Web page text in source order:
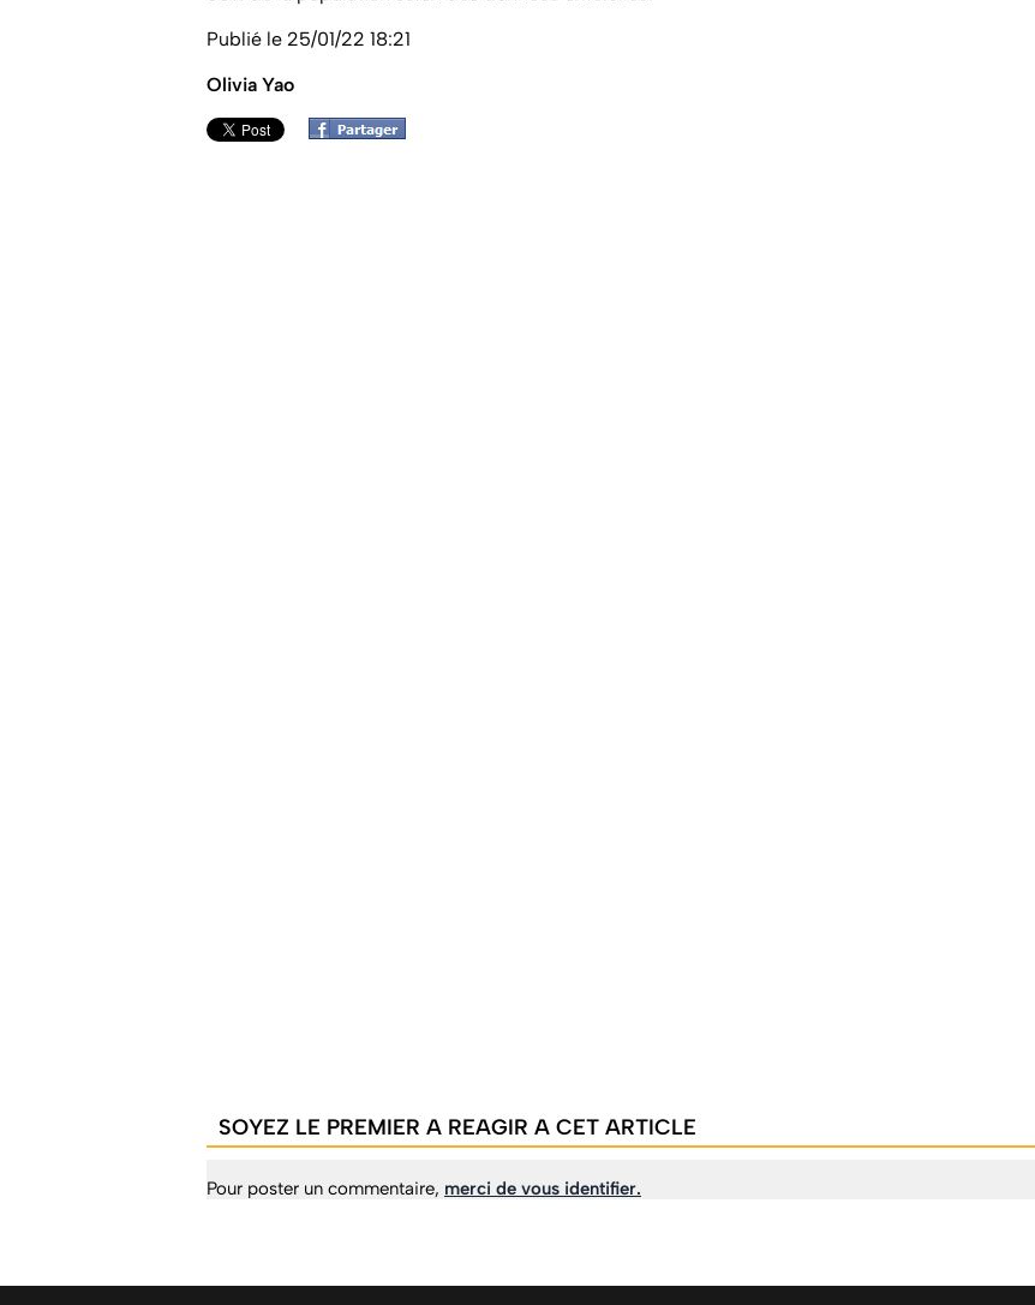
Publié le 25/01/22 18:21
Olivia Yao
SOYEZ LE PREMIER A REAGIR A CET ARTICLE
Pour poster un commentaire, merci de vous identifier.